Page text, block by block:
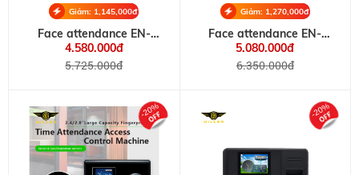
Giảm: 1,145,000đ
Face attendance EN-
F160
4.580.000đ
5.725.000đ
Giảm: 1,270,000đ
Face attendance EN-
F410A
5.080.000đ
6.350.000đ
-20% -20%